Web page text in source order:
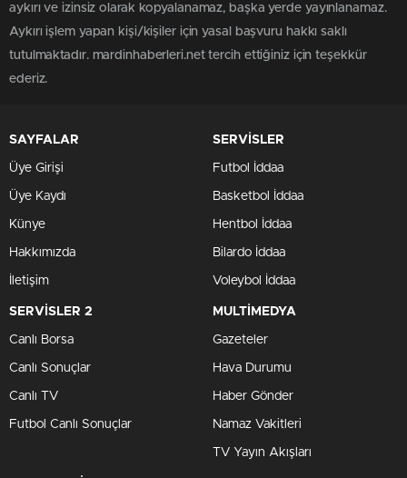
aykırı ve izinsiz olarak kopyalanamaz, başka yerde yayınlanamaz.
Aykırı işlem yapan kişi/kişiler için yasal başvuru hakkı saklı
tutulmaktadır. mardinhaberleri.net tercih ettiğiniz için teşekkür
ederiz.
SAYFALAR
Üye Girişi
Üye Kaydı
Künye
Hakkımızda
İletişim
SERVİSLER
Futbol İddaa
Basketbol İddaa
Hentbol İddaa
Bilardo İddaa
Voleybol İddaa
SERVİSLER 2
Canlı Borsa
Canlı Sonuçlar
Canlı TV
Futbol Canlı Sonuçlar
MULTİMEDYA
Gazeteler
Hava Durumu
Haber Gönder
Namaz Vakitleri
TV Yayın Akışları